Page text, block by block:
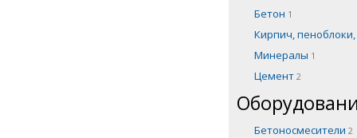
Бетон 1
Кирпич,
Минералы 1
Цемент 2
Бетоносмесители 2